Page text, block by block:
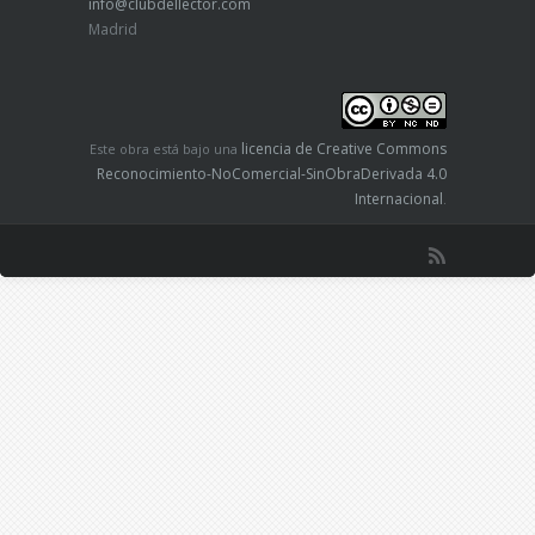
Madrid
Este obra está bajo una licencia de Creative Commons
Reconocimiento-NoComercial-SinObraDerivada 4.0
Internacional